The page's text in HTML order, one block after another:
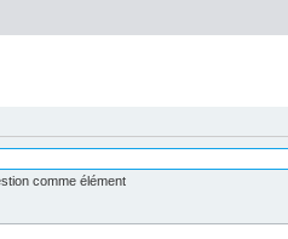
comme élément